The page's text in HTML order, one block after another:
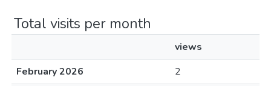
Total visits per month
views
February 2026
2